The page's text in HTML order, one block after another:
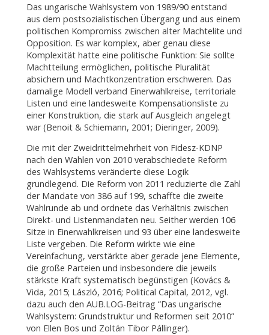
Das ungarische Wahlsystem von 1989/90 entstand
aus dem postsozialistischen Übergang und aus einem
politischen Kompromiss zwischen alter Machtelite und
Opposition. Es war komplex, aber genau diese
Komplexität hatte eine politische Funktion: Sie sollte
Machtteilung ermöglichen, politische Pluralität
absichern und Machtkonzentration erschweren. Das
damalige Modell verband Einerwahlkreise, territoriale
Listen und eine landesweite Kompensationsliste zu
einer Konstruktion, die stark auf Ausgleich angelegt
war (Benoit & Schiemann, 2001; Dieringer, 2009).
Die mit der Zweidrittelmehrheit von Fidesz-KDNP
nach den Wahlen von 2010 verabschiedete Reform
des Wahlsystems veränderte diese Logik
grundlegend. Die Reform von 2011 reduzierte die Zahl
der Mandate von 386 auf 199, schaffte die zweite
Wahlrunde ab und ordnete das Verhältnis zwischen
Direkt- und Listenmandaten neu. Seither werden 106
Sitze in Einerwahlkreisen und 93 über eine landesweite
Liste vergeben. Die Reform wirkte wie eine
Vereinfachung, verstärkte aber gerade jene Elemente,
die große Parteien und insbesondere die jeweils
stärkste Kraft systematisch begünstigen (Kovács &
Vida, 2015; László, 2016; Political Capital, 2012, vgl.
dazu auch den AUB.LOG-Beitrag “Das ungarische
Wahlsystem: Grundstruktur und Reformen seit 2010”
von Ellen Bos und Zoltán Tibor Pállinger).